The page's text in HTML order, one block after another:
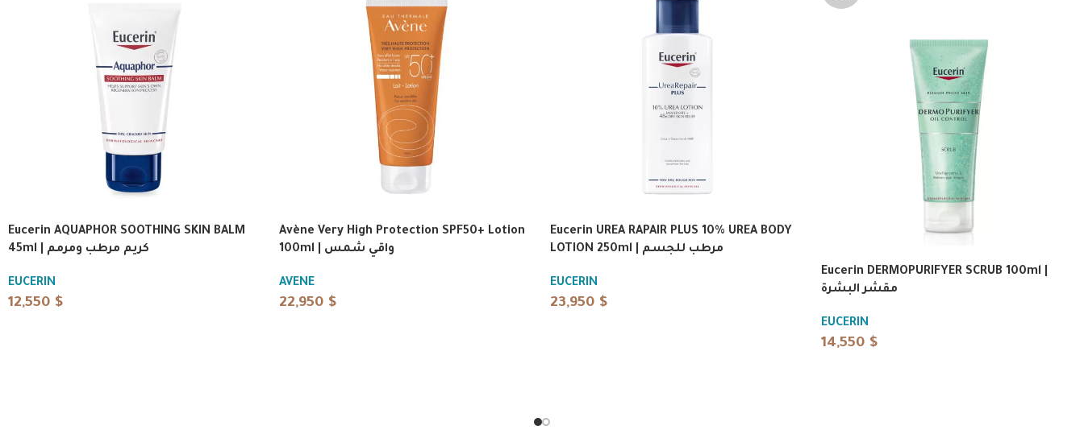
Eucerin AQUAPHOR SOOTHING SKIN BALM
45ml | كريم مرطب ومرمم
EUCERIN
12,550 $
Avène Very High Protection SPF50+ Lotion
100ml | واقي شمس
AVENE
22,950 $
Eucerin UREA RAPAIR PLUS 10% UREA BODY
LOTION 250ml | مرطب للجسم
EUCERIN
23,950 $
Eucerin DERMOPURIFYER SCRUB 100ml |
مقشر البشرة
EUCERIN
14,550 $